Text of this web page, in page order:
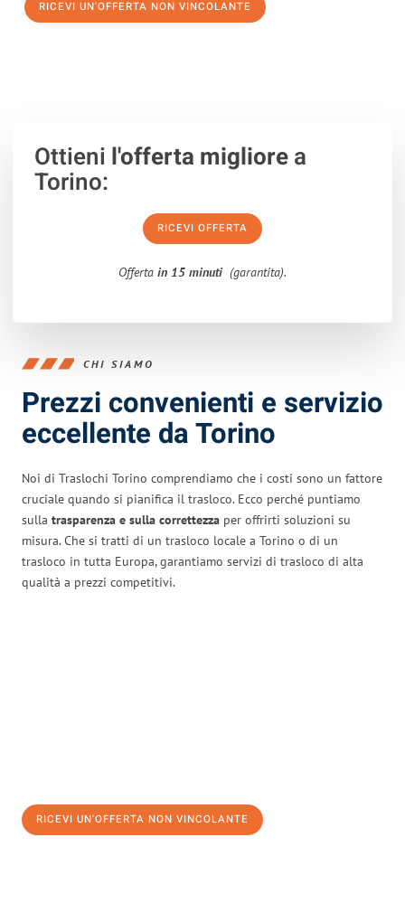
RICEVI UN'OFFERTA NON VINCOLANTE
Ottieni l'offerta migliorea
Torino:
RICEVI OFFERTA
Offerta in 15 minuti (garantita).
CHI SIAMO
Prezzi convenienti e servizio
eccellente da Torino
Noi di Traslochi Torino comprendiamo che i costi sono un fattore
cruciale quando si pianifica il trasloco. Ecco perché puntiamo
sulla trasparenza e sulla correttezza per offrirti soluzioni su
misura. Che si tratti di un trasloco locale a Torino o di un
trasloco in tutta Europa, garantiamo servizi di trasloco di alta
qualità a prezzi competitivi.
RICEVI UN'OFFERTA NON VINCOLANTE